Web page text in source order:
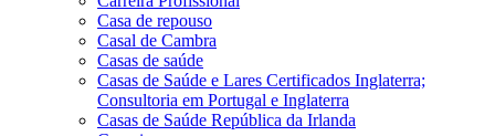
Casa de repouso
Casal de Cambra
Casas de saúde
Casas de Saúde e Lares Certificados Inglaterra;
Consultoria em Portugal e Inglaterra
Casas de Saúde República da Irlanda